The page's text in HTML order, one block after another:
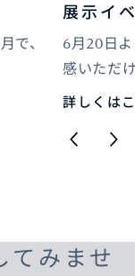
で、
展示イ
6月20日
感いただ
詳しくは
てみませ